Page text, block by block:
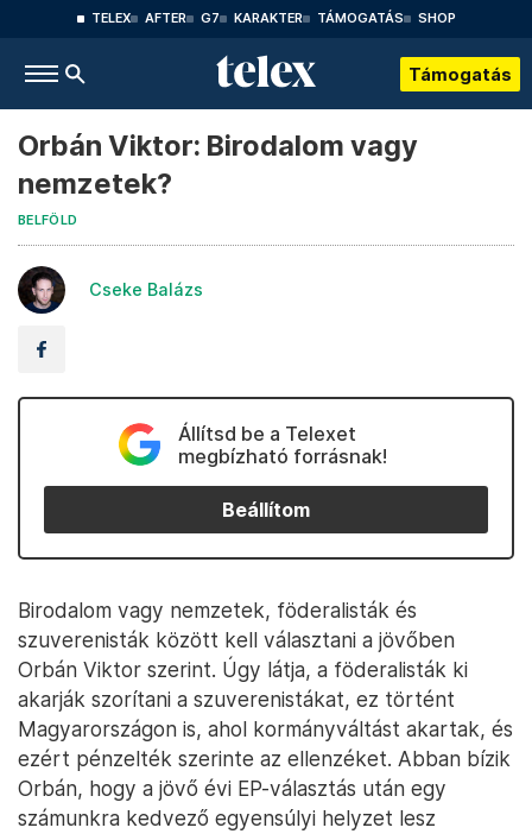
TELEX AFTER G7 KARAKTER TÁMOGATÁS SHOP
Támogatás
Orbán Viktor: Birodalom vagy
nemzetek?
BELFÖLD
Cseke Balázs
Állítsd be a Telexet
megbízható forrásnak!
Beállítom
Birodalom vagy nemzetek, föderalisták és
szuverenisták között kell választani a jövőben
Orbán Viktor szerint. Úgy látja, a föderalisták ki
akarják szorítani a szuverenistákat, ez történt
Magyarországon is, ahol kormányváltást akartak, és
ezért pénzelték szerinte az ellenzéket. Abban bízik
Orbán, hogy a jövő évi EP-választás után egy
számunkra kedvező egyensúlyi helyzet lesz